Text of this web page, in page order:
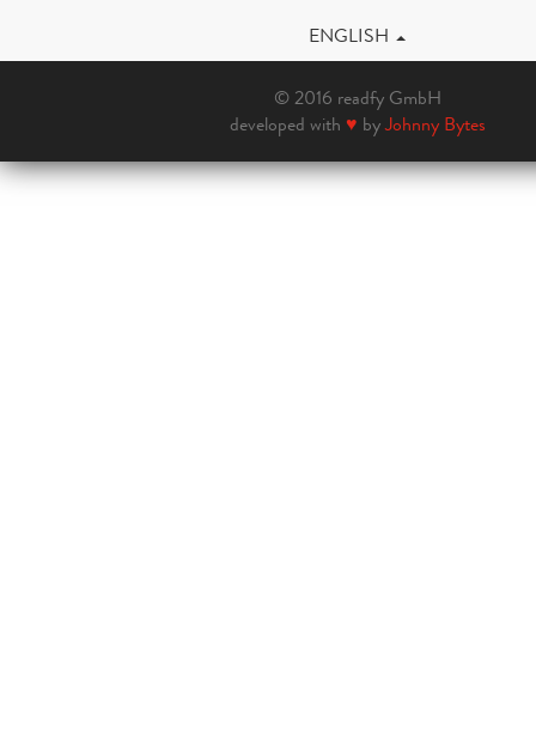
ENGLISH
© 2016 readfy GmbH
developed with ♥ byJohnny Bytes